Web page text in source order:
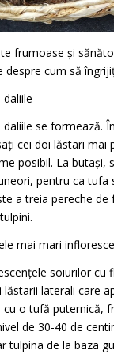
frumoase și
cum să
se formează.
cei doi lăstari mai
posibil. La butași,
pentru ca tufa
a treia pereche de
mai mari
soiurilor cu
laterali care
o tufă puternică,
de 30-40 de
tulpina de la baza